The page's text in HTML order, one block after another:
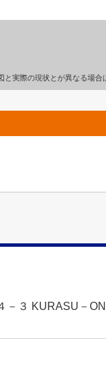
実際の現状とが異なる場合
－３ KURASU－